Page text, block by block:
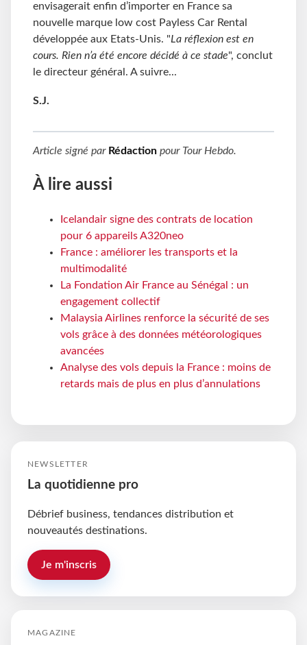
envisagerait enfin d’importer en France sa
nouvelle marque low cost Payless Car Rental
développée aux Etats-Unis. "La réflexion est en
cours. Rien n’a été encore décidé à ce stade", conclut
le directeur général. A suivre...
S.J.
Article signé par Rédaction pour Tour Hebdo.
À lire aussi
Icelandair signe des contrats de location
pour 6 appareils A320neo
France : améliorer les transports et la
multimodalité
La Fondation Air France au Sénégal : un
engagement collectif
Malaysia Airlines renforce la sécurité de ses
vols grâce à des données météorologiques
avancées
Analyse des vols depuis la France : moins de
retards mais de plus en plus d’annulations
NEWSLETTER
La quotidienne pro
Débrief business, tendances distribution et
nouveautés destinations.
Je m'inscris
MAGAZINE